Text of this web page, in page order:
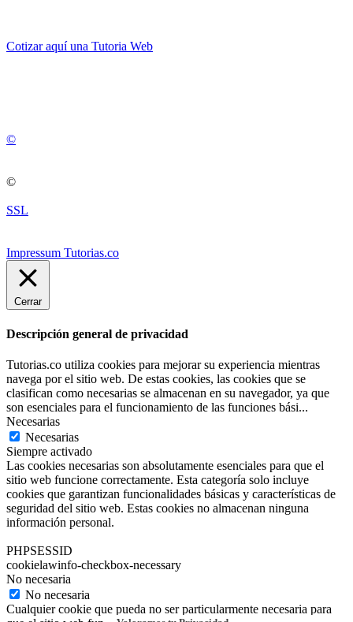
Cotizar aquí una Tutoria Web
©
©
SSL
Impressum Tutorias.co
Cerrar
Descripción general de privacidad
Tutorias.co utiliza cookies para mejorar su experiencia mientras
navega por el sitio web. De estas cookies, las cookies que se
clasifican como necesarias se almacenan en su navegador, ya que
son esenciales para el funcionamiento de las funciones bási...
Necesarias
Necesarias
Siempre activado
Las cookies necesarias son absolutamente esenciales para que el
sitio web funcione correctamente. Esta categoría solo incluye
cookies que garantizan funcionalidades básicas y características de
seguridad del sitio web. Estas cookies no almacenan ninguna
información personal.
PHPSESSID
cookielawinfo-checkbox-necessary
No necesaria
No necesaria
Cualquier cookie que pueda no ser particularmente necesaria para